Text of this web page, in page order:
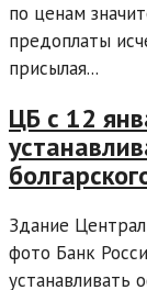
по ценам
предоплаты
присылая...
ЦБ с 12
Здание
фото Банк
устанавливать